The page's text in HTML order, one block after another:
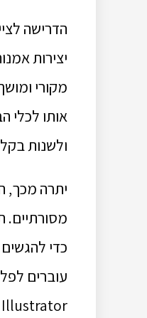
יצירות
אותו לכלי
ולשנות
מסורתיים.
כדי
Illustrator רק ימשיך לגדול.